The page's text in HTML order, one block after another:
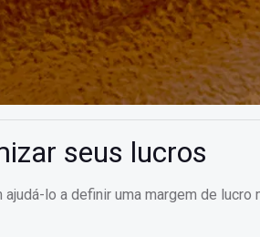
seus lucros
lo a definir uma margem de lucro